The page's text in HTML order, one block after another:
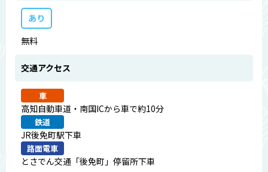
あり
無料
交通アクセス
車
高知自動車道・南国ICから車で約10分
鉄道
JR後免町駅下車
路面電車
とさでん交通「後免町」停留所下車